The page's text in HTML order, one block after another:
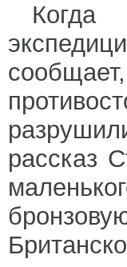
Когда
рассказ